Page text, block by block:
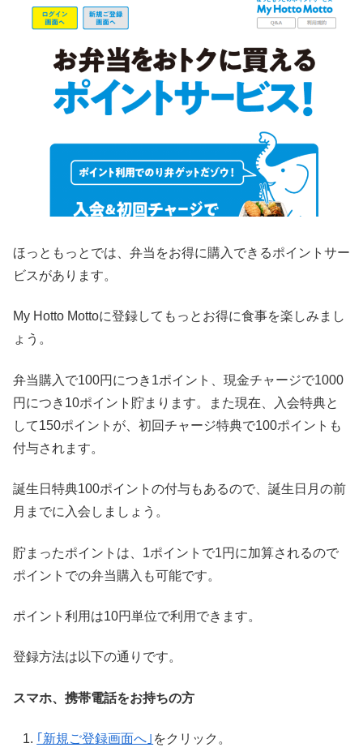
ほっともっとでは、弁当をお得に購入できるポイントサー
ビスがあります。
My Hotto Mottoに登録してもっとお得に食事を楽しみまし
ょう。
弁当購入で100円につき1ポイント、現金チャージで1000
円につき10ポイント貯まります。また現在、入会特典と
して150ポイントが、初回チャージ特典で100ポイントも
付与されます。
誕生日特典100ポイントの付与もあるので、誕生日月の前
月までに入会しましょう。
貯まったポイントは、1ポイントで1円に加算されるので
ポイントでの弁当購入も可能です。
ポイント利用は10円単位で利用できます。
登録方法は以下の通りです。
スマホ、携帯電話をお持ちの方
｢新規ご登録画面へ｣ をクリック。